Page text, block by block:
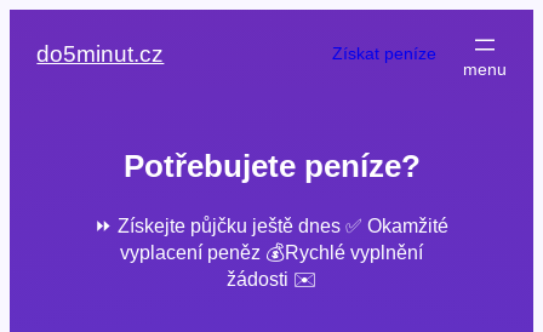
do5minut.cz Získat peníze
Potřebujete peníze?
⏩ Získejte půjčku ještě dnes ✅ Okamžité
vyplacení peněz 💰Rychlé vyplnění
žádosti ✉️